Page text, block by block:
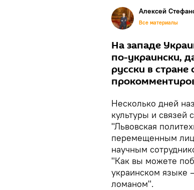
Алексей
Все материалы
На западе
по-украински,
русски в
Несколько дней
культуры и связей
"Львовская
перемещенным
научным
"Как вы можете
украинском языке
ломаном".